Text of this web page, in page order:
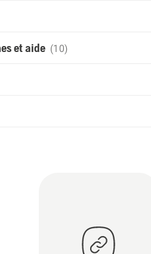
et aide (10)